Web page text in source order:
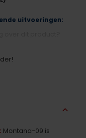
uitvoeringen:
Montana-09 is